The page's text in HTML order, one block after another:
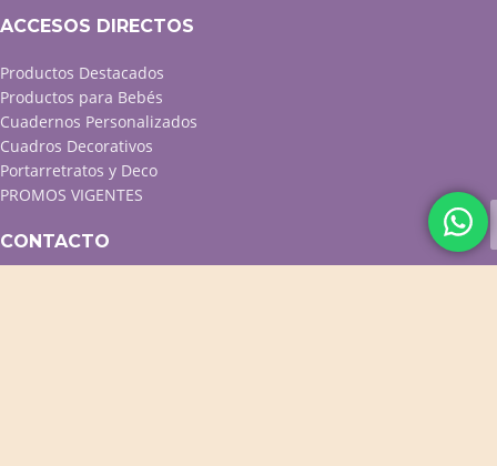
ACCESOS DIRECTOS
Productos Destacados
Productos para Bebés
Cuadernos Personalizados
Cuadros Decorativos
Portarretratos y Deco
PROMOS VIGENTES
CONTACTO